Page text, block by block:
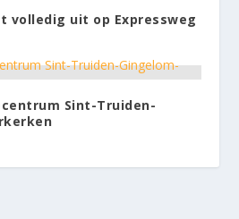
volledig uit op Expressweg
Sint-Truiden-